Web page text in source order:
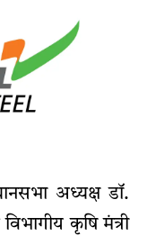
अध्यक्ष डॉ.
कृषि मंत्री